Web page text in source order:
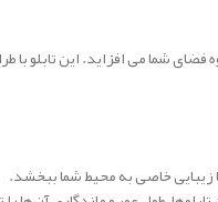
می افزاید. این تابلو با
خاصی به محیط شما ببخشد.